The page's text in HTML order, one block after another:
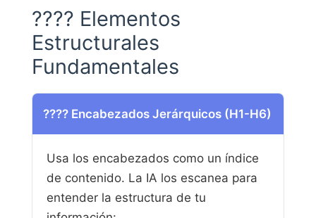
????️ Elementos
Estructurales
Fundamentales
???? Encabezados Jerárquicos (H1-H6)
Usa los encabezados como un índice
de contenido. La IA los escanea para
entender la estructura de tu